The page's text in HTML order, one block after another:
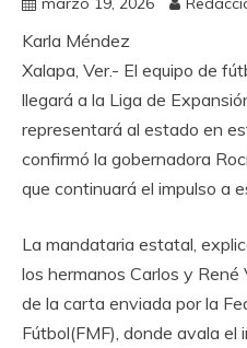
Karla Méndez
Xalapa, Ver.- El equipo de
llegará a la Liga de
representará al estado en
confirmó la gobernadora
que continuará el impulso a
La mandataria estatal,
los hermanos Carlos y René
de la carta enviada por la
Fútbol(FMF), donde avala el